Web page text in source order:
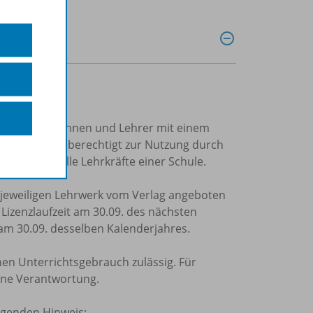
Lehrerinnen und Lehrer mit einem
berechtigt zur Nutzung durch
durch alle Lehrkräfte einer Schule.
Lehrwerk vom Verlag angeboten
am 30.09. des nächsten
30.09. desselben Kalenderjahres.
Unterrichtsgebrauch zulässig. Für
Verantwortung.